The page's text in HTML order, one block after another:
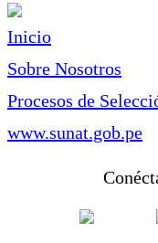
Inicio
Sobre Nosotros
Procesos de
www.sunat.gob.pe